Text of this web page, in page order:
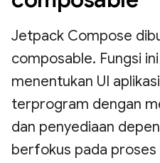
Jetpack Compose
composable. Fungsi
menentukan UI
terprogram dengan
dan penyediaan
berfokus pada proses